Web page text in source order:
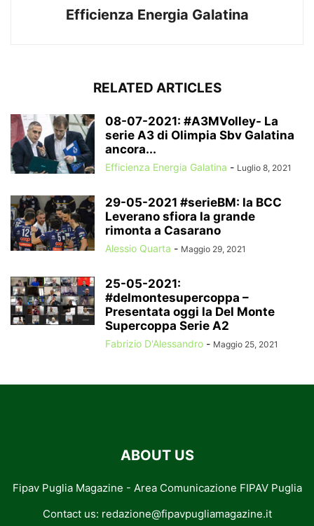
Efficienza Energia Galatina
RELATED ARTICLES
08-07-2021: #A3MVolley- La
serie A3 di Olimpia Sbv Galatina
ancora...
Efficienza Energia Galatina - Luglio 8, 2021
29-05-2021 #serieBM: la BCC
Leverano sfiora la grande
rimonta a Casarano
Alessio Quarta - Maggio 29, 2021
25-05-2021:
#delmontesupercoppa –
Presentata oggi la Del Monte
Supercoppa Serie A2
Fabrizio D'Alessandro - Maggio 25, 2021
ABOUT US
Fipav Puglia Magazine - Area Comunicazione FIPAV Puglia
Contact us: redazione@fipavpugliamagazine.it